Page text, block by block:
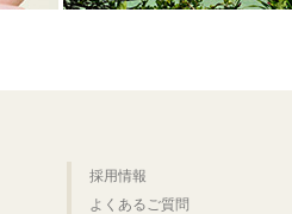
採用情報
よくあるご質問